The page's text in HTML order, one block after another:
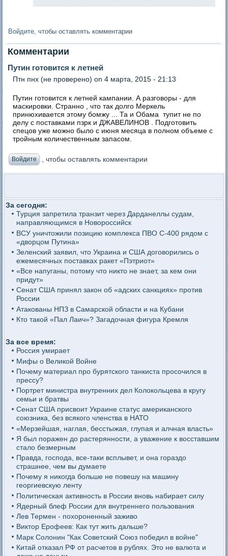
Войдите, чтобы оставлять комментарии
Комментарии
Путин готовится к летней
Птн пнх (не проверено) on 4 марта, 2015 - 21:13
Путин готовится к летней кампании. А разговоры - для
маскировки. Странно , что так долго Меркель
принюхивается этому бомжу ... Та и Обама тупит не по
делу с поставками пзрк и ДЖАВЕЛИНОВ . Подготовить
спецов уже можно было с июня месяца в полном объеме с
тройным количественным запасом.
Войдите , чтобы оставлять комментарии
За сегодня:
Турция запретила транзит через Дарданеллы судам,
направляющимся в Новороссийск
ВСУ уничтожили позицию комплекса ПВО С-400 рядом с
«дворцом Путина»
Зеленский заявил, что Украина и США договорились о
ежемесячных поставках ракет «Пэтриот»
«Все напуганы, потому что никто не знает, за кем они
придут»
Сенат США принял закон об «адских санкциях» против
России
Атакованы НПЗ в Самарской области и на Кубани
Кто такой «Пал Лаич»? Загадочная фигура Кремля
За все время:
Россия умирает
Мифы о Великой Войне
Почему материал про бурятского танкиста просочился в
прессу?
Портрет министра внутренних дел Колокольцева в кругу
семьи и братвы
Сенат США присвоит Украине статус американского
союзника, без всякого членства в НАТО
«Мерзейшая, наглая, бесстыжая, глупая и алчная власть»
Я был поражен до растерянности, а уважение к восставшим
стало безмерным
Правда, господа, все-таки всплывет, и она гораздо
страшнее, чем вы думаете
Почему я никогда больше не повешу на машину
георгиевскую ленту
Политическая активность в России вновь набирает силу
Ядерный блеф России для внутреннего пользования
Лев Термен - похороненный заживо
Виктор Ерофеев: Как тут жить дальше?
Марк Солонин "Как Советский Союз победил в войне"
Китай отказал РФ от расчетов в рублях. Это не валюта и